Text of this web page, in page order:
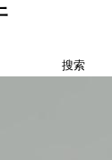
搜索